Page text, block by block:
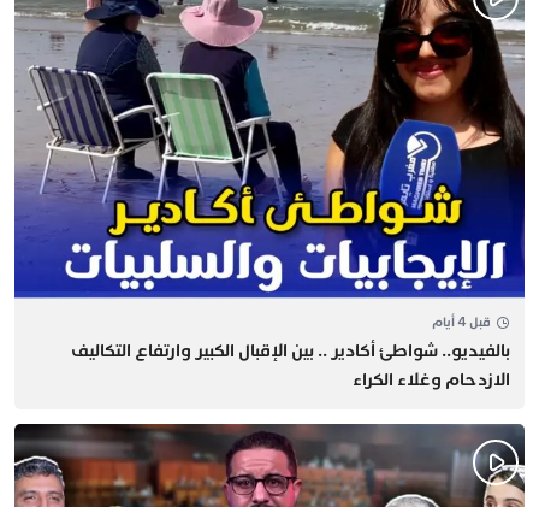
قبل 4 أيام
بالفيديو.. شواطئ أكادير .. بين الإقبال الكبير وارتفاع التكاليف
الازدحام وغلاء الكراء